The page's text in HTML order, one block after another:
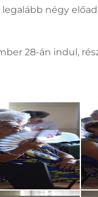
legalább négy
28-án indul,